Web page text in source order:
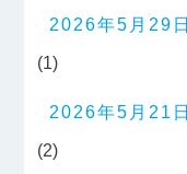
2026年5月29日
(1)
2026年5月21日
(2)